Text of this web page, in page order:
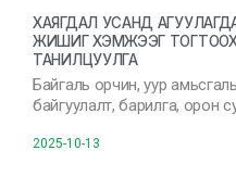
ХАЯГДАЛ УСАНД
ЖИШИГ ХЭМЖЭЭГ
ТАНИЛЦУУЛГА
Байгаль орчин, уур
байгуулалт, барилга, орон
2025-10-13